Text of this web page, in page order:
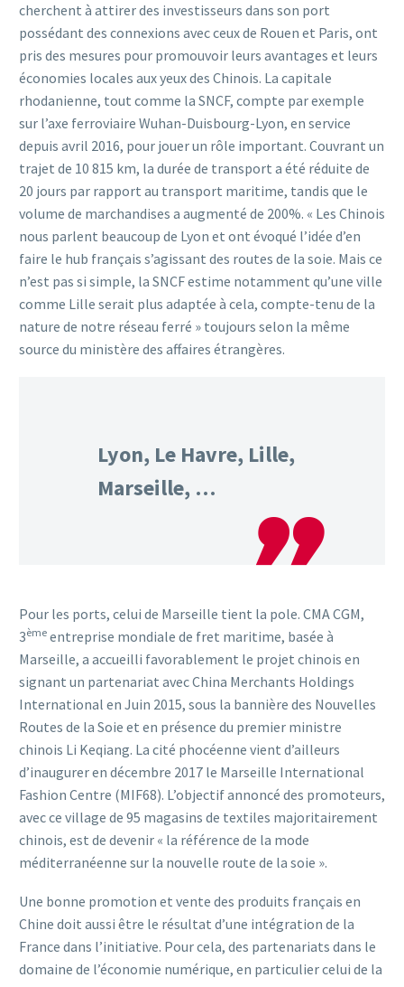
cherchent à attirer des investisseurs dans son port
possédant des connexions avec ceux de Rouen et Paris, ont
pris des mesures pour promouvoir leurs avantages et leurs
économies locales aux yeux des Chinois. La capitale
rhodanienne, tout comme la SNCF, compte par exemple
sur l’axe ferroviaire Wuhan-Duisbourg-Lyon, en service
depuis avril 2016, pour jouer un rôle important. Couvrant un
trajet de 10 815 km, la durée de transport a été réduite de
20 jours par rapport au transport maritime, tandis que le
volume de marchandises a augmenté de 200%. « Les Chinois
nous parlent beaucoup de Lyon et ont évoqué l’idée d’en
faire le hub français s’agissant des routes de la soie. Mais ce
n’est pas si simple, la SNCF estime notamment qu’une ville
comme Lille serait plus adaptée à cela, compte-tenu de la
nature de notre réseau ferré » toujours selon la même
source du ministère des affaires étrangères.
Lyon, Le Havre, Lille,
Marseille, …
Pour les ports, celui de Marseille tient la pole. CMA CGM,
3ème entreprise mondiale de fret maritime, basée à
Marseille, a accueilli favorablement le projet chinois en
signant un partenariat avec China Merchants Holdings
International en Juin 2015, sous la bannière des Nouvelles
Routes de la Soie et en présence du premier ministre
chinois Li Keqiang. La cité phocéenne vient d’ailleurs
d’inaugurer en décembre 2017 le Marseille International
Fashion Centre (MIF68). L’objectif annoncé des promoteurs,
avec ce village de 95 magasins de textiles majoritairement
chinois, est de devenir « la référence de la mode
méditerranéenne sur la nouvelle route de la soie ».
Une bonne promotion et vente des produits français en
Chine doit aussi être le résultat d’une intégration de la
France dans l’initiative. Pour cela, des partenariats dans le
domaine de l’économie numérique, en particulier celui de la